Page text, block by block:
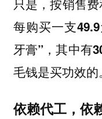
按销售
每购买一支
牙膏”，其中有
毛钱是买功效的。
依赖代工，依